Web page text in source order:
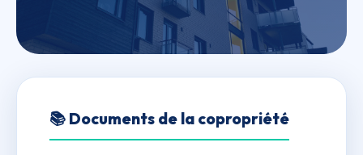
PHILIPPE AUGUSTE
📚 Documents de la copropriété